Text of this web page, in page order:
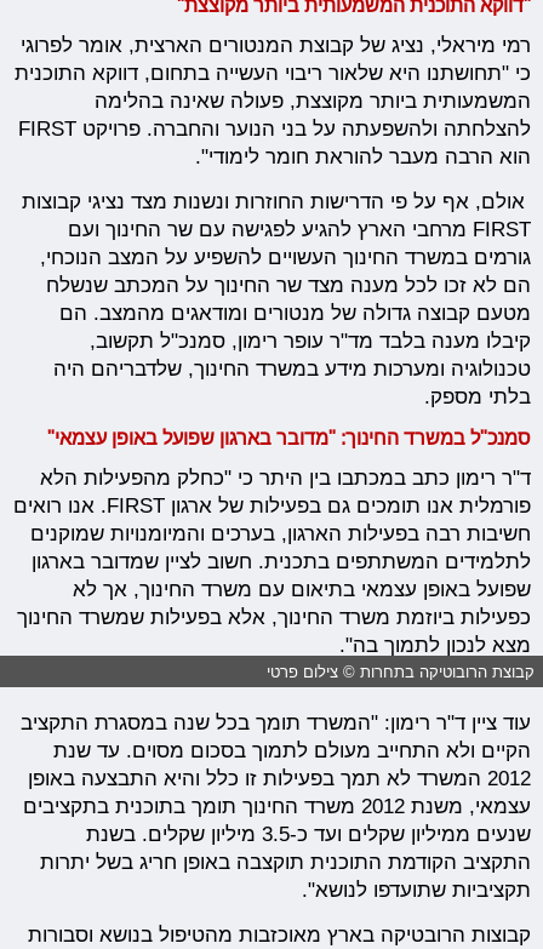
"דווקא התוכנית המשמעותית ביותר מקוצצת"
רמי מיראלי, נציג של קבוצת המנטורים הארצית, אומר לפרוגי
כי "תחושתנו היא שלאור ריבוי העשייה בתחום, דווקא התוכנית
המשמעותית ביותר מקוצצת, פעולה שאינה בהלימה
להצלחתה ולהשפעתה על בני הנוער והחברה. פרויקט FIRST
הוא הרבה מעבר להוראת חומר לימודי".
אולם, אף על פי הדרישות החוזרות ונשנות מצד נציגי קבוצות
FIRST מרחבי הארץ להגיע לפגישה עם שר החינוך ועם
גורמים במשרד החינוך העשויים להשפיע על המצב הנוכחי,
הם לא זכו לכל מענה מצד שר החינוך על המכתב שנשלח
מטעם קבוצה גדולה של מנטורים ומודאגים מהמצב. הם
קיבלו מענה בלבד מד"ר עופר רימון, סמנכ"ל תקשוב,
טכנולוגיה ומערכות מידע במשרד החינוך, שלדבריהם היה
בלתי מספק.
סמנכ"ל במשרד החינוך: "מדובר בארגון שפועל באופן עצמאי"
ד"ר רימון כתב במכתבו בין היתר כי "כחלק מהפעילות הלא
פורמלית אנו תומכים גם בפעילות של ארגון FIRST. אנו רואים
חשיבות רבה בפעילות הארגון, בערכים והמיומנויות שמוקנים
לתלמידים המשתתפים בתכנית. חשוב לציין שמדובר בארגון
שפועל באופן עצמאי בתיאום עם משרד החינוך, אך לא
כפעילות ביוזמת משרד החינוך, אלא בפעילות שמשרד החינוך
מצא לנכון לתמוך בה".
קבוצת הרובוטיקה בתחרות © צילום פרטי
עוד ציין ד"ר רימון: "המשרד תומך בכל שנה במסגרת התקציב
הקיים ולא התחייב מעולם לתמוך בסכום מסוים. עד שנת
2012 המשרד לא תמך בפעילות זו כלל והיא התבצעה באופן
עצמאי, משנת 2012 משרד החינוך תומך בתוכנית בתקציבים
שנעים ממיליון שקלים ועד כ-3.5 מיליון שקלים. בשנת
התקציב הקודמת התוכנית תוקצבה באופן חריג בשל יתרות
תקציביות שתועדפו לנושא".
קבוצות הרובטיקה בארץ מאוכזבות מהטיפול בנושא וסבורות